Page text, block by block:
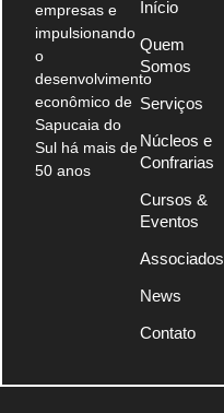
empresas e
impulsionando
o
desenvolvimento
econômico de
Sapucaia do
Sul há mais de
50 anos
Início
Quem
Somos
Serviços
Núcleos e
Confrarias
Cursos &
Eventos
Associados
News
Contato